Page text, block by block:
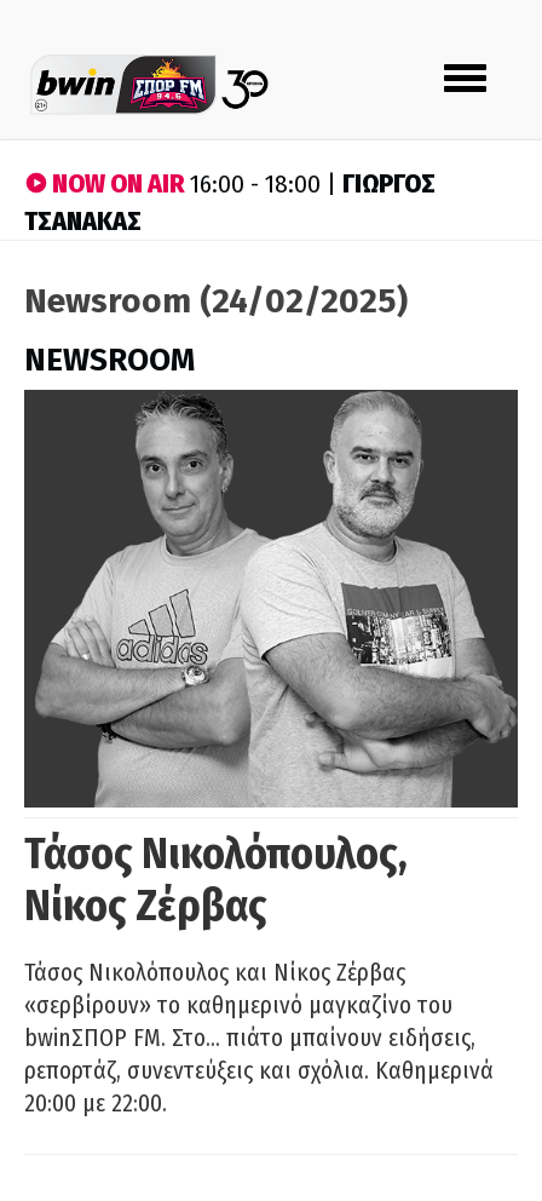
Toggle
navigation
NOW ON AIR16:00 - 18:00 | ΓΙΩΡΓΟΣ
ΤΣΑΝΑΚΑΣ
Newsroom (24/02/2025)
NEWSROOM
Τάσος Νικολόπουλος,
Νίκος Ζέρβας
Τάσος Νικολόπουλος και Νίκος Ζέρβας
«σερβίρουν» το καθημερινό μαγκαζίνο του
bwinΣΠΟΡ FM. Στο… πιάτο μπαίνουν ειδήσεις,
ρεπορτάζ, συνεντεύξεις και σχόλια. Καθημερινά
20:00 με 22:00.